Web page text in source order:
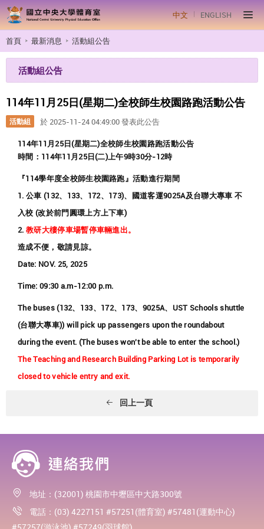
中文 ENGLISH
首頁 最新消息 活動組公告
活動組公告
114年11月25日(星期二)全校師生校園路跑活動公告
活動組 於 2025-11-24 04:49:00 發表此公告
114年11月25日(星期二)全校師生校園路跑活動公告
時間：114年11月25日(二)上午9時30分-12時
『114學年度全校師生校園路跑』活動進行期間
1. 公車 (132、133、172、173)、國道客運9025A及台聯大專車 不
入校 (改於前門圓環上方上下車)
2. 教研大樓停車場暫停車輛進出。
造成不便，敬請見諒。
Date: NOV. 25, 2025
Time: 09:30 a.m-12:00 p.m.
The buses (132、133、172、173、9025A、UST Schools shuttle
(台聯大專車)) will pick up passengers upon the roundabout
during the event. (The buses won't be able to enter the school.)
The Teaching and Research Building Parking Lot is temporarily
closed to vehicle entry and exit.
回上一頁
地址：(32001) 桃園市中壢區中大路300號
電話：(03) 4227151 #57251(體育室) #57481(運動中心)